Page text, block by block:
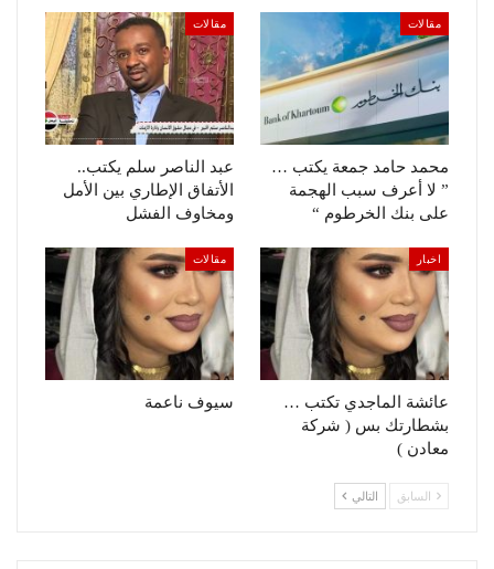
مقالات
محمد حامد جمعة يكتب …
” لا أعرف سبب الهجمة
على بنك الخرطوم “
مقالات
عبد الناصر سلم يكتب..
الأتفاق الإطاري بين الأمل
ومخاوف الفشل
اخبار
عائشة الماجدي تكتب …
بشطارتك بس ( شركة
معادن )
مقالات
سيوف ناعمة
السابق التالي